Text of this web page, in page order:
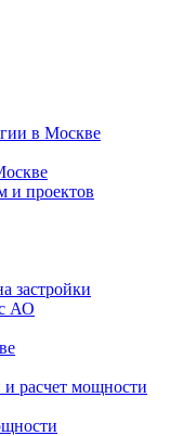
в Москве
и проектов
застройки
АО
и расчет мощности